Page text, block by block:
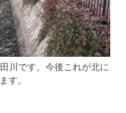
川です。今後これが北に
す。